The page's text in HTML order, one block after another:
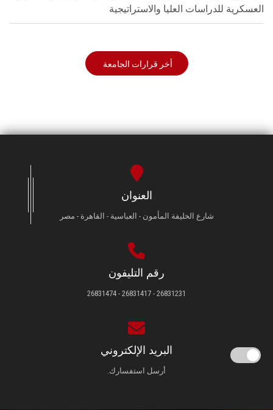
العسكرية للدراسات العليا والاستراتيجية
أخر قرارات الجامعة
العنوان
شارع الخليفة المأمون - العباسية - القاهرة - مصر
رقم التليفون
26831231 - 26831417 - 26831474
البريد الإلكتروني
أرسل استفسارك.